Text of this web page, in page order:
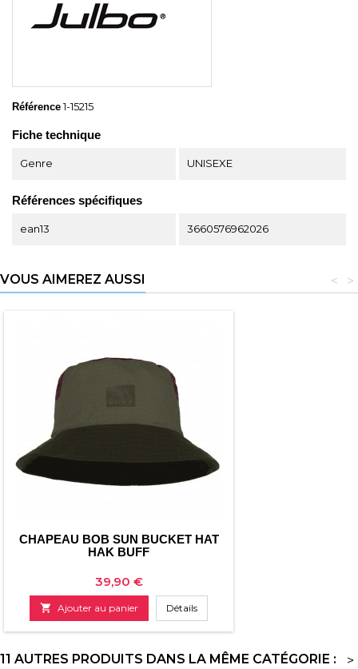
Référence 1-15215
Fiche technique
Genre UNISEXE
Références spécifiques
ean13 3660576962026
VOUS AIMEREZ AUSSI >
<
CHAPEAU BOB SUN BUCKET HAT
HAK BUFF
Prix
39,90 €
 Ajouter au panier Détails
11 AUTRES PRODUITS DANS LA MÊME CATÉGORIE :
>